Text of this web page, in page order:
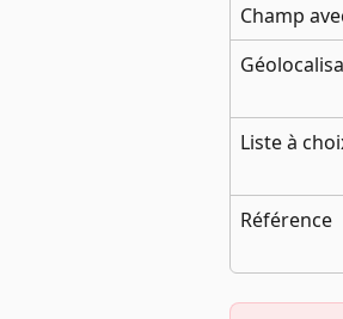
Champ
Liste à
Référence